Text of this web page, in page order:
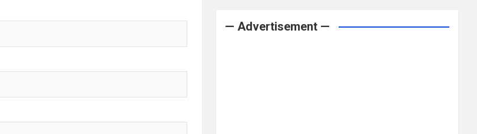
— Advertisement —